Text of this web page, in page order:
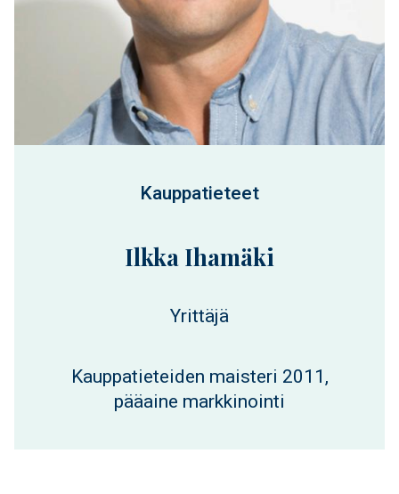
Kauppatieteet
Ilkka Ihamäki
Yrittäjä
Kauppatieteiden maisteri 2011,
pääaine markkinointi